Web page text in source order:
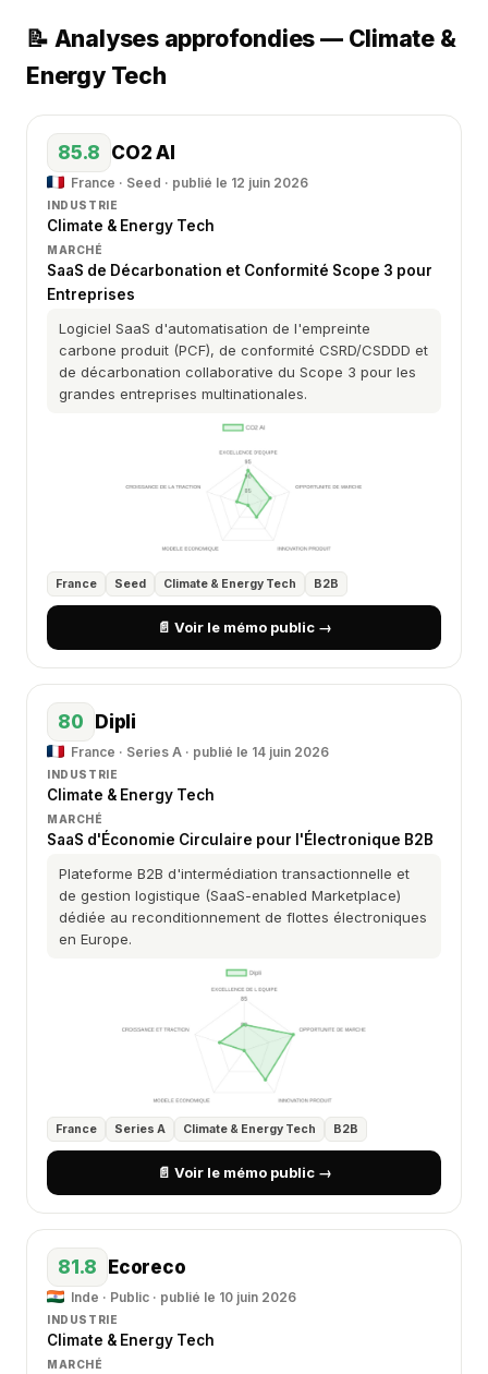
📝 Analyses approfondies — Climate &
Energy Tech
85.8 CO2 AI
France · Seed · publié le 12 juin 2026
INDUSTRIE
Climate & Energy Tech
MARCHÉ
SaaS de Décarbonation et Conformité Scope 3 pour
Entreprises
Logiciel SaaS d'automatisation de l'empreinte
carbone produit (PCF), de conformité CSRD/CSDDD et
de décarbonation collaborative du Scope 3 pour les
grandes entreprises multinationales.
France Seed Climate & Energy Tech B2B
📄 Voir le mémo public →
80 Dipli
France · Series A · publié le 14 juin 2026
INDUSTRIE
Climate & Energy Tech
MARCHÉ
SaaS d'Économie Circulaire pour l'Électronique B2B
Plateforme B2B d'intermédiation transactionnelle et
de gestion logistique (SaaS-enabled Marketplace)
dédiée au reconditionnement de flottes électroniques
en Europe.
France Series A Climate & Energy Tech B2B
📄 Voir le mémo public →
81.8 Ecoreco
Inde · Public · publié le 10 juin 2026
INDUSTRIE
Climate & Energy Tech
MARCHÉ